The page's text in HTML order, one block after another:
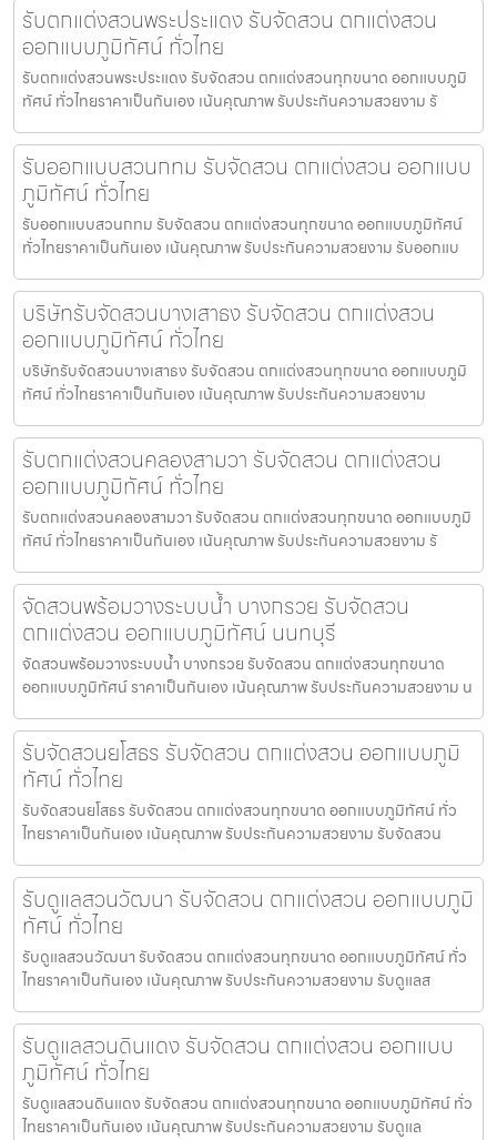
รับตกแต่งสวนพระประแดง รับจัดสวน ตกแต่งสวน
ออกแบบภูมิทัศน์ ทั่วไทย
รับตกแต่งสวนพระประแดง รับจัดสวน ตกแต่งสวนทุกขนาด ออกแบบภูมิ
ทัศน์ ทั่วไทยราคาเป็นกันเอง เน้นคุณภาพ รับประกันความสวยงาม รั
รับออกแบบสวนกทม รับจัดสวน ตกแต่งสวน ออกแบบ
ภูมิทัศน์ ทั่วไทย
รับออกแบบสวนกทม รับจัดสวน ตกแต่งสวนทุกขนาด ออกแบบภูมิทัศน์
ทั่วไทยราคาเป็นกันเอง เน้นคุณภาพ รับประกันความสวยงาม รับออกแบ
บริษัทรับจัดสวนบางเสาธง รับจัดสวน ตกแต่งสวน
ออกแบบภูมิทัศน์ ทั่วไทย
บริษัทรับจัดสวนบางเสาธง รับจัดสวน ตกแต่งสวนทุกขนาด ออกแบบภูมิ
ทัศน์ ทั่วไทยราคาเป็นกันเอง เน้นคุณภาพ รับประกันความสวยงาม
รับตกแต่งสวนคลองสามวา รับจัดสวน ตกแต่งสวน
ออกแบบภูมิทัศน์ ทั่วไทย
รับตกแต่งสวนคลองสามวา รับจัดสวน ตกแต่งสวนทุกขนาด ออกแบบภูมิ
ทัศน์ ทั่วไทยราคาเป็นกันเอง เน้นคุณภาพ รับประกันความสวยงาม รั
จัดสวนพร้อมวางระบบน้ำ บางกรวย รับจัดสวน
ตกแต่งสวน ออกแบบภูมิทัศน์ นนทบุรี
จัดสวนพร้อมวางระบบน้ำ บางกรวย รับจัดสวน ตกแต่งสวนทุกขนาด
ออกแบบภูมิทัศน์ ราคาเป็นกันเอง เน้นคุณภาพ รับประกันความสวยงาม น
รับจัดสวนยโสธร รับจัดสวน ตกแต่งสวน ออกแบบภูมิ
ทัศน์ ทั่วไทย
รับจัดสวนยโสธร รับจัดสวน ตกแต่งสวนทุกขนาด ออกแบบภูมิทัศน์ ทั่ว
ไทยราคาเป็นกันเอง เน้นคุณภาพ รับประกันความสวยงาม รับจัดสวน
รับดูแลสวนวัฒนา รับจัดสวน ตกแต่งสวน ออกแบบภูมิ
ทัศน์ ทั่วไทย
รับดูแลสวนวัฒนา รับจัดสวน ตกแต่งสวนทุกขนาด ออกแบบภูมิทัศน์ ทั่ว
ไทยราคาเป็นกันเอง เน้นคุณภาพ รับประกันความสวยงาม รับดูแลส
รับดูแลสวนดินแดง รับจัดสวน ตกแต่งสวน ออกแบบ
ภูมิทัศน์ ทั่วไทย
รับดูแลสวนดินแดง รับจัดสวน ตกแต่งสวนทุกขนาด ออกแบบภูมิทัศน์ ทั่ว
ไทยราคาเป็นกันเอง เน้นคุณภาพ รับประกันความสวยงาม รับดูแล